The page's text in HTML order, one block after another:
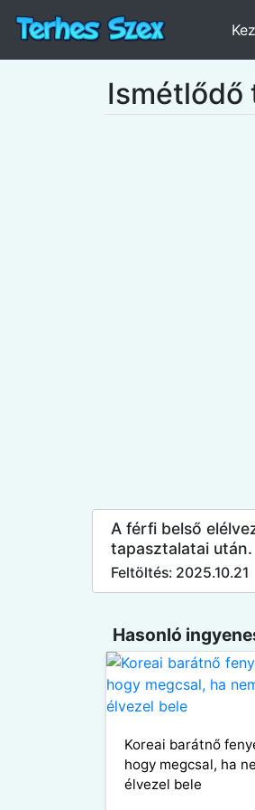
Ismétlődő
A férfi belső
tapasztalatai után.
Feltöltés: 2025.10.21
Hasonló
Koreai barátnő
hogy megcsal, ha
élvezel bele